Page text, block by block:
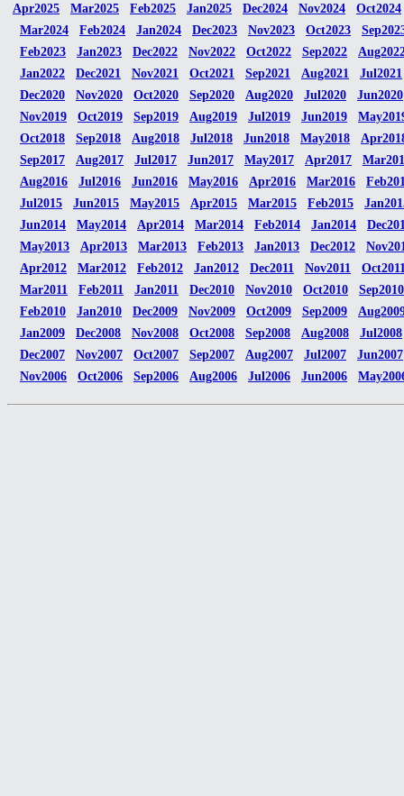
Apr2025 Mar2025 Feb2025 Jan2025 Dec2024 Nov2024
Oct2024
Mar2024
Feb2024 Jan2024 Dec2023 Nov2023 Oct2023
Feb2023
Jan2023 Dec2022 Nov2022 Oct2022 Sep2022
Jan2022
Dec2021 Nov2021 Oct2021 Sep2021 Aug2021
Jul2021
Dec2020
Nov2020 Oct2020 Sep2020 Aug2020 Jul2020
Jun2020
Nov2019
Oct2019 Sep2019 Aug2019 Jul2019 Jun2019
Oct2018
Sep2018 Aug2018 Jul2018 Jun2018 May2018
Sep2017
Aug2017 Jul2017 Jun2017 May2017 Apr2017
Aug2016
Jul2016 Jun2016 May2016 Apr2016 Mar2016
Jul2015
Jun2015 May2015 Apr2015 Mar2015 Feb2015
Jun2014
May2014 Apr2014 Mar2014 Feb2014 Jan2014
May2013
Apr2013 Mar2013 Feb2013 Jan2013 Dec2012
Apr2012
Mar2012 Feb2012 Jan2012 Dec2011 Nov2011
Mar2011
Feb2011 Jan2011 Dec2010 Nov2010 Oct2010
Sep2010
Feb2010
Jan2010 Dec2009 Nov2009 Oct2009 Sep2009
Jan2009
Dec2008 Nov2008 Oct2008 Sep2008 Aug2008
Jul2008
Dec2007
Nov2007 Oct2007 Sep2007 Aug2007 Jul2007
Jun2007
Nov2006
Oct2006 Sep2006 Aug2006 Jul2006 Jun2006